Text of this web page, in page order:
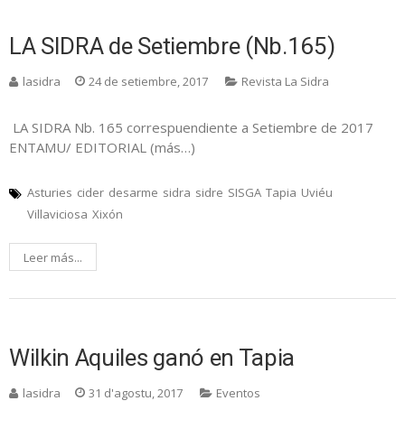
LA SIDRA de Setiembre (Nb.165)
lasidra 24 de setiembre, 2017 Revista La Sidra
LA SIDRA Nb. 165 correspuendiente a Setiembre de 2017
ENTAMU/ EDITORIAL (más…)
Asturies cider desarme sidra sidre SISGA Tapia Uviéu
Villaviciosa Xixón
Leer más...
Wilkin Aquiles ganó en Tapia
lasidra 31 d'agostu, 2017 Eventos